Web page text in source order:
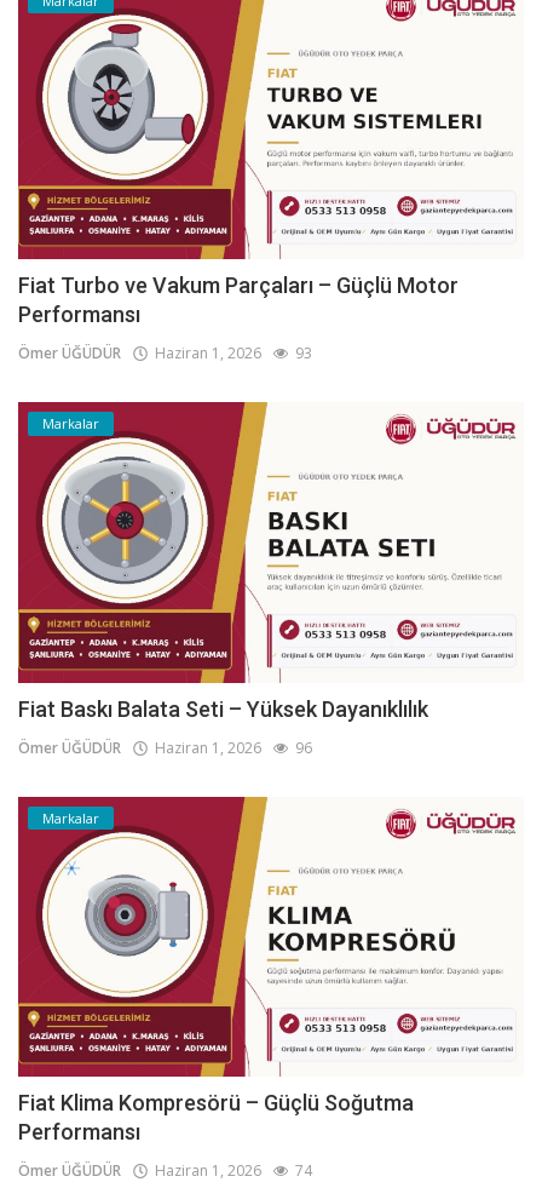
Fiat Turbo ve Vakum Parçaları – Güçlü Motor
Performansı
Ömer ÜĞÜDÜR Haziran 1, 2026 93
Markalar
Fiat Baskı Balata Seti – Yüksek Dayanıklılık
Ömer ÜĞÜDÜR Haziran 1, 2026 96
Markalar
Fiat Klima Kompresörü – Güçlü Soğutma
Performansı
Ömer ÜĞÜDÜR Haziran 1, 2026 74